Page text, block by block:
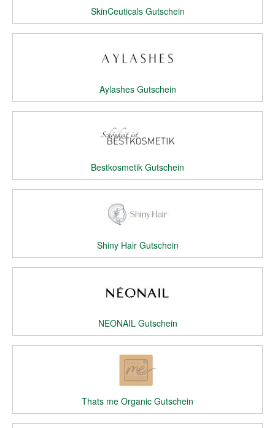
SkinCeuticals Gutschein
Aylashes Gutschein
Bestkosmetik Gutschein
Shiny Hair Gutschein
NEONAIL Gutschein
Thats me Organic Gutschein